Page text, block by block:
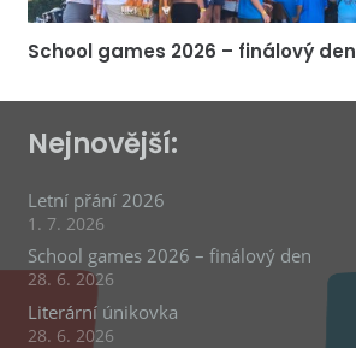
School games 2026 – finálový den
Nejnovější:
Letní přání 2026
1. 7. 2026
School games 2026 – finálový den
28. 6. 2026
Literární únikovka
28. 6. 2026